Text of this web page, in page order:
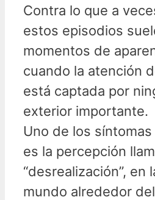
Contra lo que a
estos episodios
momentos de
cuando la atención
está captada por
exterior importante.
Uno de los
es la percepción
“desrealización”, en
mundo alrededor